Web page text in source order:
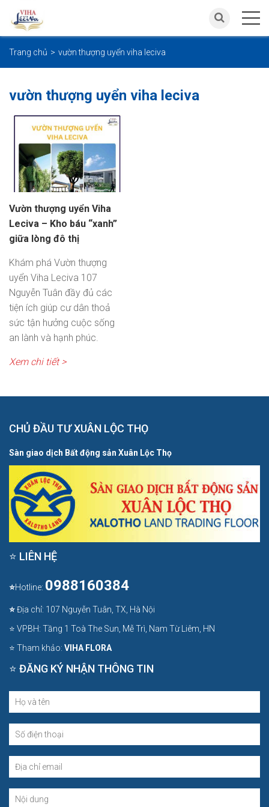
Trang chủ vườn thượng uyển viha leciva
vườn thượng uyển viha leciva
Vườn thượng uyển Viha
Leciva – Kho báu “xanh”
giữa lòng đô thị
Khám phá Vườn thượng
uyển Viha Leciva 107
Nguyễn Tuân đầy đủ các
tiện ích giúp cư dân thoả
sức tận hưởng cuộc sống
an lành và hạnh phúc.
Xem chi tiết >
CHỦ ĐẦU TƯ XUÂN LỘC THỌ
Sàn giao dịch Bất động sản Xuân Lộc Thọ
⭐ LIÊN HỆ
⭐Hotline: 0988160384
⭐Địa chỉ: 107 Nguyễn Tuân, TX, Hà Nội
⭐ VPBH: Tầng 1 Toà The Sun, Mễ Trì, Nam Từ Liêm, HN
⭐ Tham khảo: VIHA FLORA
⭐ ĐĂNG KÝ NHẬN THÔNG TIN